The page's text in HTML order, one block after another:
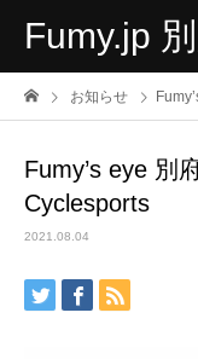
Fumy.jp
お知らせ
Fumy’s eye 別
Cyclesports
2021.08.04